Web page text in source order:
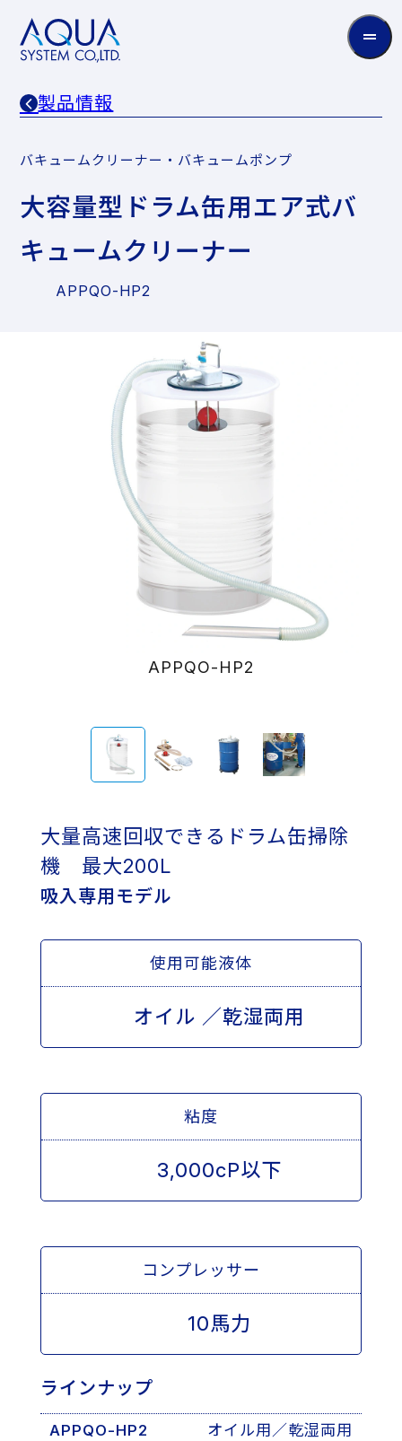
System
製品情報
バキュームクリーナー・バキュームポンプ
大容量型ドラム缶用エア式バ
キュームクリーナー
APPQO-HP2
APPQO-HP2
大量高速回収できるドラム缶掃除
機 最大200L
吸入専用モデル
使用可能液体
オイル ／乾湿両用
粘度
3,000cP以下
コンプレッサー
10馬力
ラインナップ
APPQO-HP2 オイル用／乾湿両用